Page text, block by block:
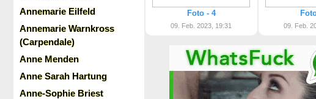
Annemarie Eilfeld
Annemarie Warnkross
(Carpendale)
Anne Menden
Anne Sarah Hartung
Anne-Sophie Briest
Foto - 4
09. Feb. 2023, 19:31 09. Feb.